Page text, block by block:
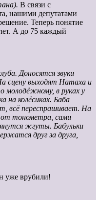
В связи с
нашими депутатами
Теперь понятие
А до 75 каждый
Доносятся звуки
сцену выходят Натаха и
молодёжному, в руках у
на колёсиках. Баба
всё переспрашивает. На
от тонометра, сами
жгуты. Бабульки
друг за друга,
уже врубили!